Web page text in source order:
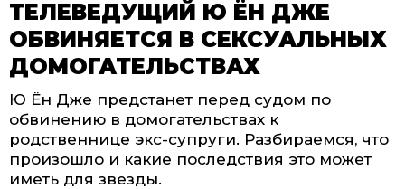
ТЕЛЕВЕДУЩИЙ Ю ЁН ДЖЕ
ОБВИНЯЕТСЯ В СЕКСУАЛЬНЫХ
ДОМОГАТЕЛЬСТВАХ
Ю Ён Дже предстанет перед судом по
обвинению в домогательствах к
родственнице экс-супруги. Разбираемся, что
произошло и какие последствия это может
иметь для звезды.